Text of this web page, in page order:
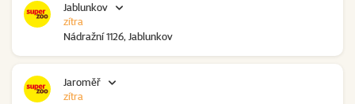
Jablunkov
Nádražní 1126, Jablunkov
zítra
Jaroměř
zítra